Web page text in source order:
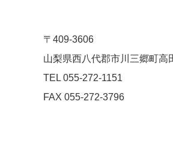
〒409-3606
山梨県西八代郡市川三郷町高
TEL 055-272-1151
FAX 055-272-3796